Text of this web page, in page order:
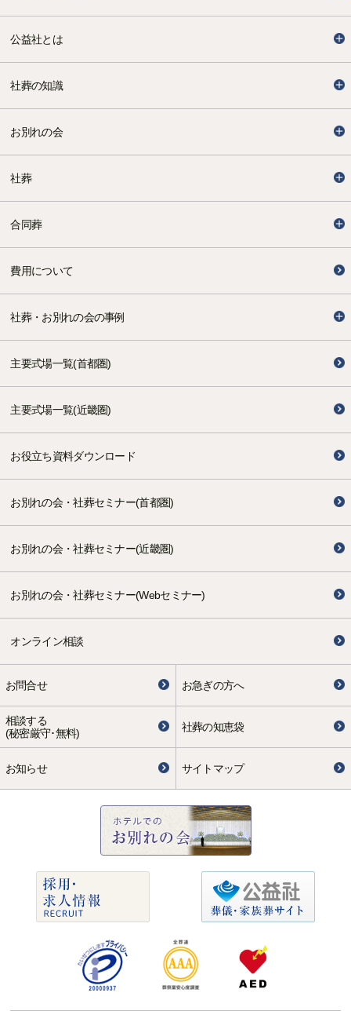
おける役割分担などの事前準備について詳しく解説・
れる主な斎場、葬儀場、セレモニーホール、さらに寺
院で行う場合と公益社会館で行う場合での費用の一例
などもご紹介いたします。企業や各種団体の秘書・総
て、最新の実務を反映した価値ある情報の発信に努め
もご心配事がおありでしたら24時間365日受付けのお
電話「公益社の社葬デスク」にお問合せください。
公益社とは
社葬の知識
お別れの会
社葬
合同葬
費用について
社葬・お別れの会の事例
主要式場一覧(首都圏)
主要式場一覧(近畿圏)
お役立ち資料ダウンロード
お別れの会・社葬セミナー(首都圏)
お別れの会・社葬セミナー(近畿圏)
お別れの会・社葬セミナー(Webセミナー)
オンライン相談
お問合せ お急ぎの方へ
相談する
(秘密厳守･無料)
社葬の知恵袋
お知らせ サイトマップ